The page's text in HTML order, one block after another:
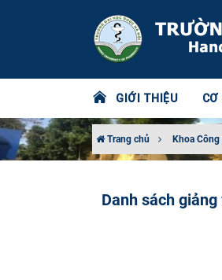
GIỚI THIỆU CƠ
Trang chủ Khoa
Danh sách